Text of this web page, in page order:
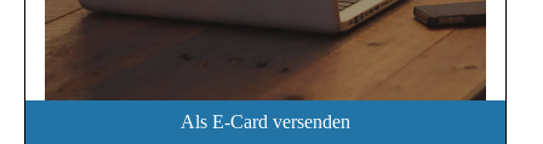
Als E-Card versenden